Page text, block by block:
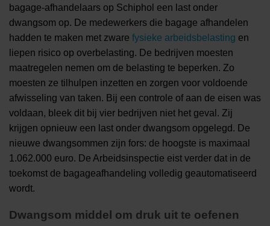
bagage-afhandelaars op Schiphol een last onder
dwangsom op. De medewerkers die bagage afhandelen
hadden te maken met zware fysieke arbeidsbelasting en
liepen risico op overbelasting. De bedrijven moesten
maatregelen nemen om de belasting te beperken. Zo
moesten ze tilhulpen inzetten en zorgen voor voldoende
afwisseling van taken. Bij een controle of aan de eisen was
voldaan, bleek dit bij vier bedrijven niet het geval. Zij
krijgen opnieuw een last onder dwangsom opgelegd. De
nieuwe dwangsommen zijn fors: de hoogste is maximaal
1.062.000 euro. De Arbeidsinspectie eist verder dat in de
toekomst de bagageafhandeling volledig geautomatiseerd
wordt.
Dwangsom middel om druk uit te oefenen